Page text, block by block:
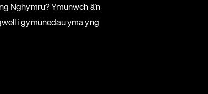
Nghymru? Ymunwch â’n
i gymunedau yma yng